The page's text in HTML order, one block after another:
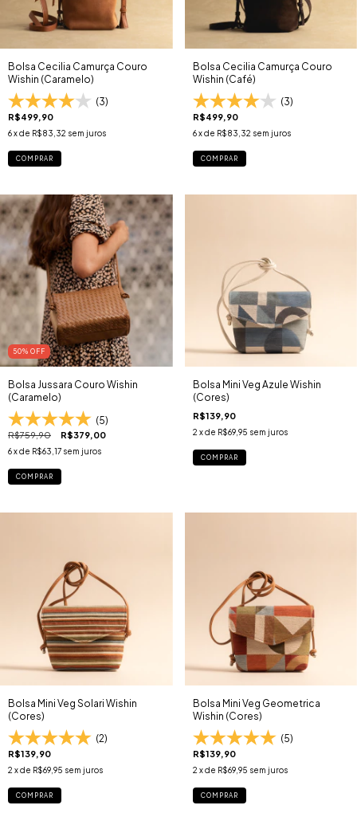
Bolsa Cecilia Camurça Couro
Wishin (Caramelo)
(3)
R$499,90
6x de R$83,32 sem juros
COMPRAR
Bolsa Cecilia Camurça Couro
Wishin (Café)
(3)
R$499,90
6 x de R$83,32 sem juros
COMPRAR
50% OFF
Bolsa Jussara Couro Wishin
(Caramelo)
(5)
R$759,90 R$379,00
6x de R$63,17 sem juros
COMPRAR
Bolsa Mini Veg Azule Wishin
(Cores)
R$139,90
2 x de R$69,95 sem juros
COMPRAR
Bolsa Mini Veg Solari Wishin
(Cores)
(2)
R$139,90
2 x de R$69,95 sem juros
COMPRAR
Bolsa Mini Veg Geometrica
Wishin (Cores)
(5)
R$139,90
2 x de R$69,95 sem juros
COMPRAR